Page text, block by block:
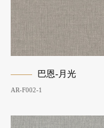
巴恩-月光
AR-F002-1